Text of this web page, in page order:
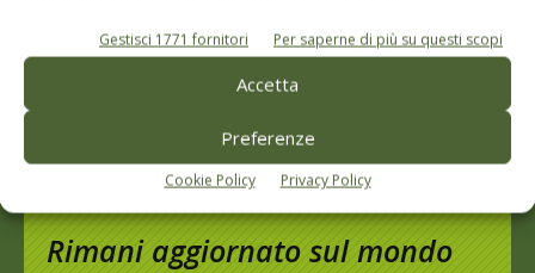
Gestisci 1771 fornitori Per saperne di più su questi scopi
Accetta
Preferenze
Cookie Policy Privacy Policy
Rimani aggiornato sul mondo